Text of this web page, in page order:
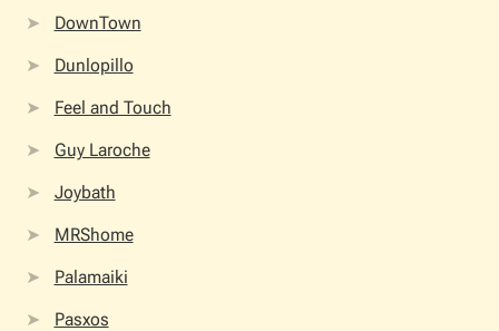
DownTown
Dunlopillo
Feel and Touch
Guy Laroche
Joybath
MRShome
Palamaiki
Pasxos